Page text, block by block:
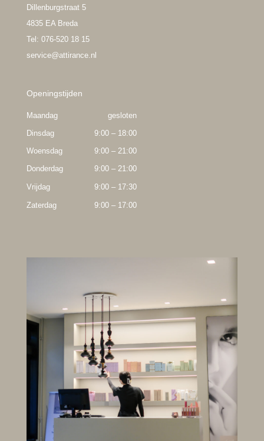
Dillenburgstraat 5
4835 EA Breda
Tel: 076-520 18 15
service@attirance.nl
Openingstijden
Maandag
gesloten
Dinsdag
9:00 – 18:00
Woensdag
9:00 – 21:00
Donderdag
9:00 – 21:00
Vrijdag 9:00 – 17:30
Zaterdag 9:00 – 17:00